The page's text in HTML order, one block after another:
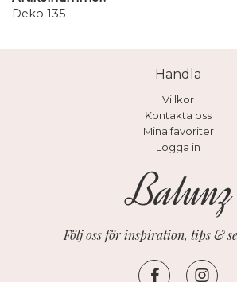
Deko 135
Handla
Villkor
Kontakta oss
Mina favoriter
Logga in
Följ oss för inspiration, tips &